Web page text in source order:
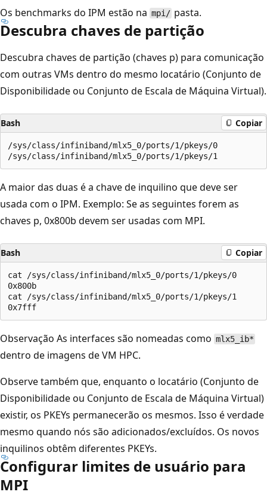
Os benchmarks do IPM estão na mpi/ pasta.
Descubra chaves de partição
Descubra chaves de partição (chaves p) para comunicação
com outras VMs dentro do mesmo locatário (Conjunto de
Disponibilidade ou Conjunto de Escala de Máquina Virtual).
Bash Copiar
/sys/class/infiniband/mlx5_0/ports/1/pkeys/0
A maior das duas é a chave de inquilino que deve ser
usada com o IPM. Exemplo: Se as seguintes forem as
chaves p, 0x800b devem ser usadas com MPI.
Bash Copiar
cat /sys/class/infiniband/mlx5_0/ports/1/pkeys/0
0x800b
cat /sys/class/infiniband/mlx5_0/ports/1/pkeys/1
Observação As interfaces são nomeadas como mlx5_ib*
dentro de imagens de VM HPC.
Observe também que, enquanto o locatário (Conjunto de
Disponibilidade ou Conjunto de Escala de Máquina Virtual)
existir, os PKEYs permanecerão os mesmos. Isso é verdade
mesmo quando nós são adicionados/excluídos. Os novos
inquilinos obtêm diferentes PKEYs.
Configurar limites de usuário para
MPI